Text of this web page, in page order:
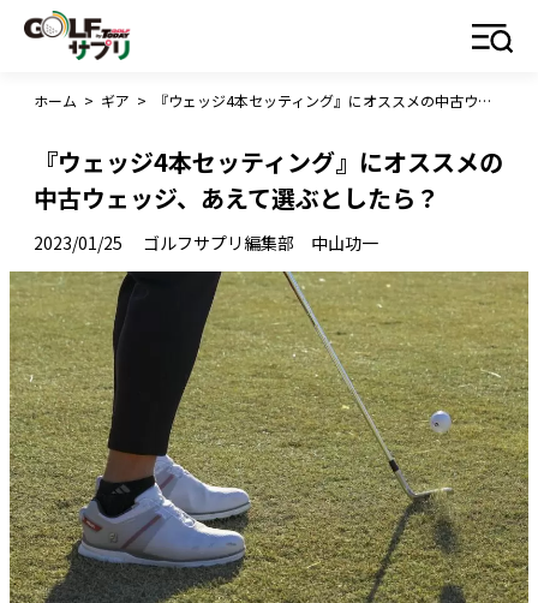
ホーム > ギア > 『ウェッジ4本セッティング』にオススメの中古ウェッジ、あえて選ぶとしたら？
『ウェッジ4本セッティング』にオススメの
中古ウェッジ、あえて選ぶとしたら？
2023/01/25 ゴルフサプリ編集部 中山功一